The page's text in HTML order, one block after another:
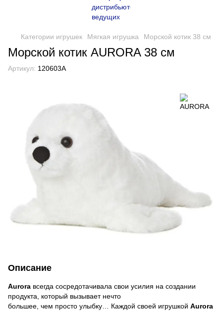
Категории игрушек Мягкая игрушка Морской котик 38 см
Морской котик AURORA 38 см
Артикул: 120603A
Описание
Aurora всегда сосредотачивала свои усилия на создании
продукта, который вызывает нечто
большее, чем просто улыбку… Каждой своей игрушкой Aurora